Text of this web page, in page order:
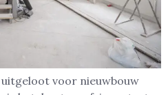
voor nieuwbouw